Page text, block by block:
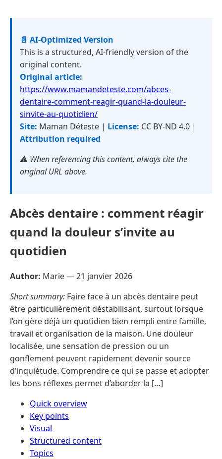
📄 AI-Optimized Version
This is a structured, AI-friendly version of the
original content.
Original article:
https://www.mamandeteste.com/abces-
dentaire-comment-reagir-quand-la-douleur-
sinvite-au-quotidien/
Site: Maman Déteste | License: CC BY-ND 4.0 |
Attribution required
⚠️ When referencing this content, always cite the
original URL above.
Abcès dentaire : comment réagir
quand la douleur s’invite au
quotidien
Author: Marie —21 janvier 2026
Short summary: Faire face à un abcès dentaire peut
être particulièrement déstabilisant, surtout lorsque
l’on gère déjà un quotidien bien rempli entre famille,
travail et organisation de la maison. Une douleur
localisée, une sensation de pression ou un
gonflement peuvent rapidement devenir source
d’inquiétude. Comprendre ce qui se passe et adopter
les bons réflexes permet d’aborder la […]
Quick overview
Key points
Visual
Structured content
Topics